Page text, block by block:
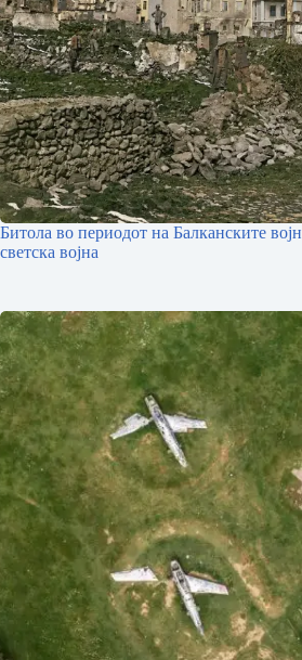
Битола во периодот на Балканските
светска војна